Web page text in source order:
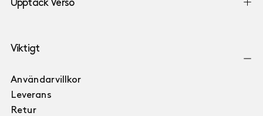
Viktigt
Användarvillkor
Leverans
Retur